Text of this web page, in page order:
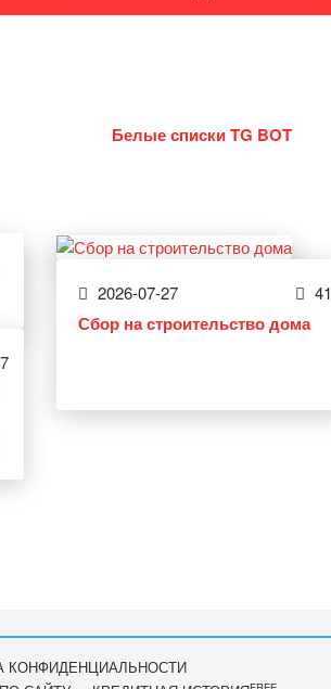
Белые списки TG BOT
2026-07-27 41
Сбор на строительство дома
КОНФИДЕНЦИАЛЬНОСТИ